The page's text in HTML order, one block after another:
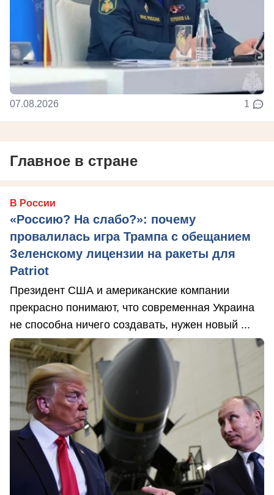
07.08.2026 1
Главное в стране
В России
«Россию? На слабо?»: почему
провалилась игра Трампа с обещанием
Зеленскому лицензии на ракеты для
Patriot
Президент США и американские компании
прекрасно понимают, что современная Украина
не способна ничего создавать, нужен новый ...